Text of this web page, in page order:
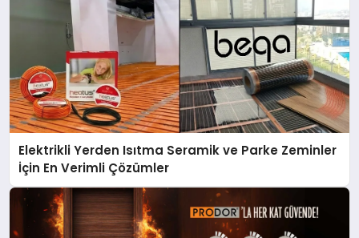
Elektrikli Yerden Isıtma Seramik ve Parke Zeminler
İçin En Verimli Çözümler